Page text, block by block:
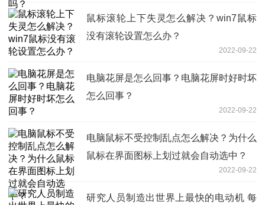
鼠标滚轮上下失灵怎么解决？win7鼠标
没有滚轮设置怎么办？
2022-09-22
电脑花屏是怎么回事？电脑花屏时好时坏
怎么回事？
2022-09-22
电脑鼠标不受控制乱点怎么解决？为什么
鼠标在界面图标上划过就会自动选中？
2022-09-22
研究人员制造出世界上最快的电动机 每